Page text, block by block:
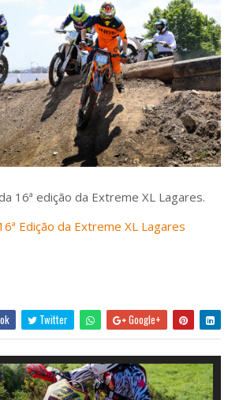
16ª edição da Extreme XL Lagares.
Edição da Extreme XL Lagares
Twitter Google+